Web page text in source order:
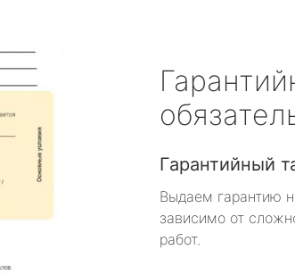
Гарантийный
Выдаем гарантию
зависимо от
работ.